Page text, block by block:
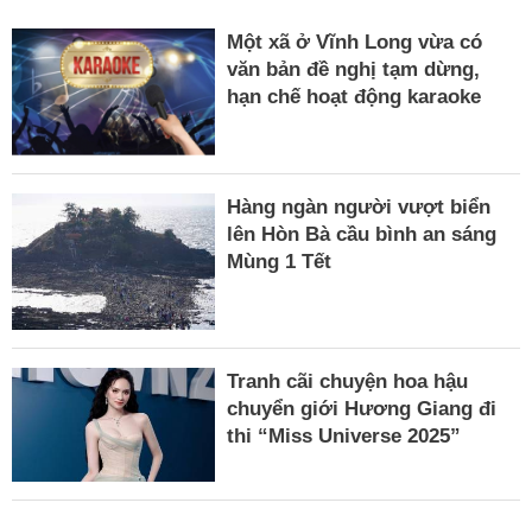
Một xã ở Vĩnh Long vừa có
văn bản đề nghị tạm dừng,
hạn chế hoạt động karaoke
Hàng ngàn người vượt biển
lên Hòn Bà cầu bình an sáng
Mùng 1 Tết
Tranh cãi chuyện hoa hậu
chuyển giới Hương Giang đi
thi “Miss Universe 2025”